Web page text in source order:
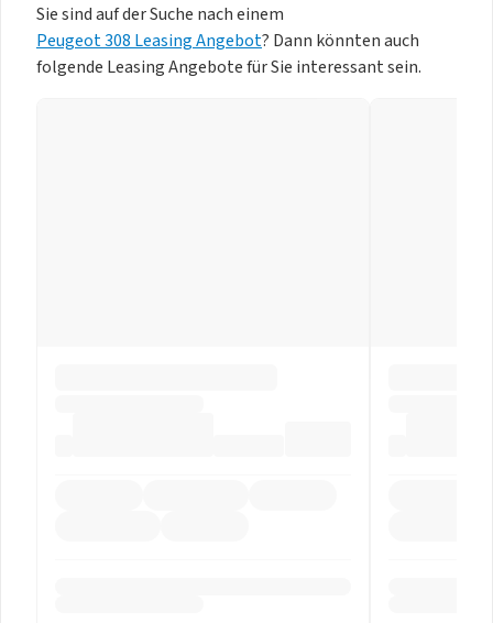
Sie sind auf der Suche nach einem
Peugeot 308 Leasing Angebot? Dann könnten auch
folgende Leasing Angebote für Sie interessant sein.